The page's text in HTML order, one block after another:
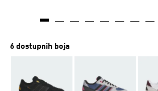
6 dostupnih boja